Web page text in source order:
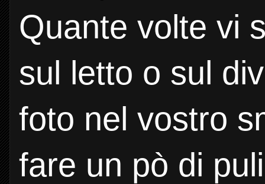
Quante volte vi
sul letto o sul
foto nel vostro
fare un pò di